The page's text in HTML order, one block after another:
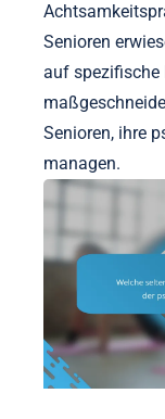
Senioren
auf spezifische
Senioren, ihre
managen.